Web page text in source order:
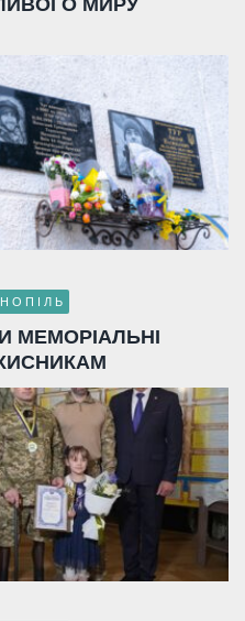
МИРУ
МЕМОРІАЛЬНІ